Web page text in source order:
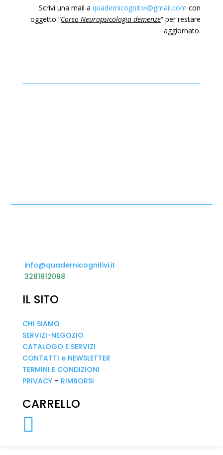
Scrivi una mail aquadernicognitivi@gmail.com con
oggetto “Corso Neuropsicologia demenze” per restare
aggiornato.
info@quadernicognitivi.it
3281912098
IL SITO
CHI SIAMO
SERVIZI-NEGOZIO
CATALOGO E SERVIZI
CONTATTI e NEWSLETTER
TERMINI E CONDIZIONI
PRIVACY– RIMBORSI
CARRELLO
